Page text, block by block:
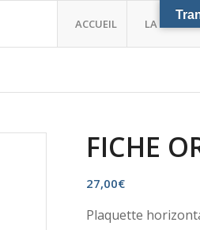
ACCUEIL LA
FICHE
27,00€
Plaquette